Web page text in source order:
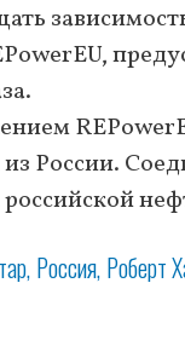
России.
Россия Роберт